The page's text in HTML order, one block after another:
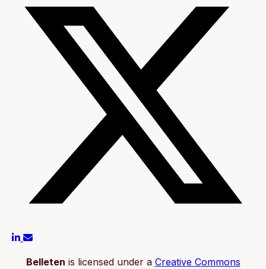
Belleten is licensed under a Creative Commons